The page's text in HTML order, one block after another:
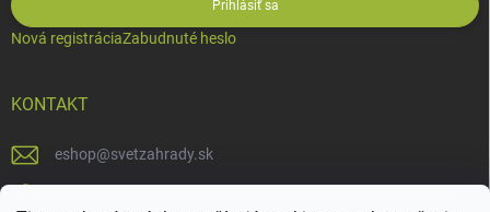
Prihlásiť sa
Nová registráciaZabudnuté heslo
KONTAKT
eshop@svetzahrady.sk